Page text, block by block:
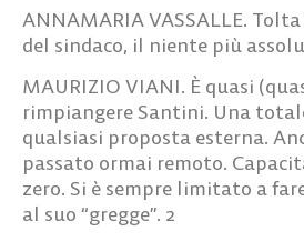
ANNAMARIA VASSALLE. Tolta
del sindaco, il niente più
MAURIZIO VIANI. È quasi
rimpiangere Santini. Una
qualsiasi proposta esterna.
passato ormai remoto.
zero. Si è sempre limitato a
al suo “gregge”. 2